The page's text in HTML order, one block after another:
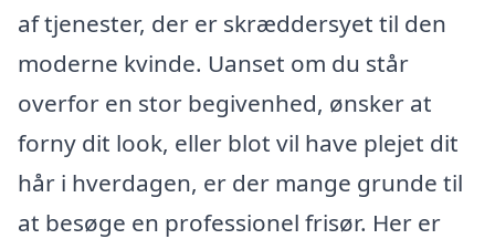
af tjenester, der er skræddersyet til den
moderne kvinde. Uanset om du står
overfor en stor begivenhed, ønsker at
forny dit look, eller blot vil have plejet dit
hår i hverdagen, er der mange grunde til
at besøge en professionel frisør. Her er